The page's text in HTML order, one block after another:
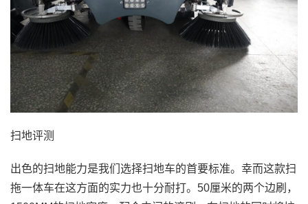
扫地评测
出色的扫地能力是我们选择扫地车的首要标准。幸而这款扫
拖一体车在这方面的实力也十分耐打。50厘米的两个边刷，